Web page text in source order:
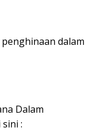
dalam
Dalam
: